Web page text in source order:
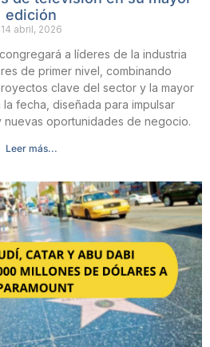
edición
14 abril, 2026
a líderes de la industria
de primer nivel, combinando
clave del sector y la mayor
fecha, diseñada para impulsar
nuevas oportunidades de negocio.
Leer más...